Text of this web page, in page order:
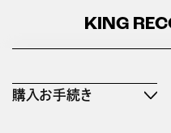
KING
購入お手続き